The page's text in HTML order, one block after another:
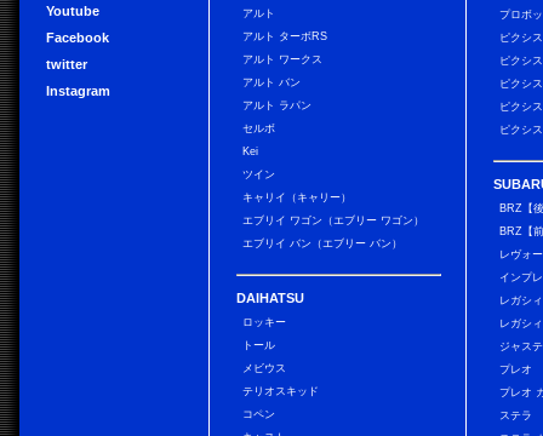
Youtube
Facebook
twitter
Instagram
アルト
アルト ターボRS
アルト ワークス
アルト バン
アルト ラパン
セルボ
Kei
ツイン
キャリイ（キャリー）
エブリイ ワゴン（エブリー ワゴン）
エブリイ バン（エブリー バン）
DAIHATSU
ロッキー
トール
メビウス
テリオスキッド
コペン
プロボ
ピクシ
ピクシ
ピクシ
ピクシ
ピクシ
BRZ【
BRZ【
レヴォ
インプ
レガシ
レガシ
ジャス
プレオ
プレオ
ステラ